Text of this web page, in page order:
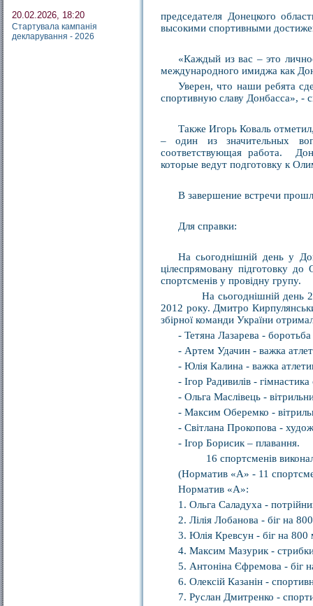
20.02.2026, 18:20
Стартувала кампанія
декларування - 2026
председателя Донецкого
высокими спортивными
«Каждый из вас – это
международного имиджа как
Уверен, что наши ребята
спортивную славу Донбасса», -
Также Игорь Коваль
– один из значительных
соответствующая работа.
которые ведут подготовку к
В завершение встречи
Для справки:
На сьогоднішній день у
цілеспрямовану підготовку
спортсменів у провідну групу.
На сьогоднішній день 25
2012 року. Дмитро
збірної команди України
- Тетяна Лазарева - боротьба
- Артем Удачин - важка
- Юлія Калина - важка
- Ігор Радивилів -
- Ольга Маслівець -
- Максим Оберемко -
- Світлана Прокопова -
- Ігор Борисик – плавання.
16 спортсменів виконали
(Норматив «А» - 11
Норматив «А»:
1. Ольга Саладуха -
2. Лілія Лобанова - біг на
3. Юлія Кревсун - біг на 800
4. Максим Мазурик -
5. Антоніна Єфремова - біг
6. Олексій Казанін -
7. Руслан Дмитренко -